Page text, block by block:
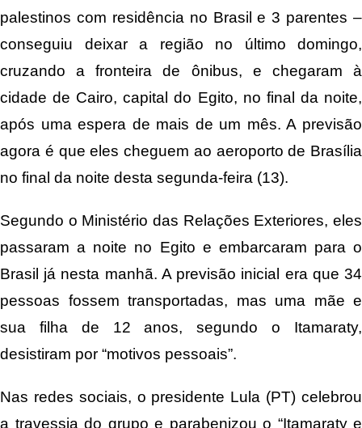
palestinos com residência no Brasil e 3 parentes –
conseguiu deixar a região no último domingo,
cruzando a fronteira de ônibus, e chegaram à
cidade de Cairo, capital do Egito, no final da noite,
após uma espera de mais de um mês. A previsão
agora é que eles cheguem ao aeroporto de Brasília
no final da noite desta segunda-feira (13).
Segundo o Ministério das Relações Exteriores, eles
passaram a noite no Egito e embarcaram para o
Brasil já nesta manhã. A previsão inicial era que 34
pessoas fossem transportadas, mas uma mãe e
sua filha de 12 anos, segundo o Itamaraty,
desistiram por “motivos pessoais”.
Nas redes sociais, o presidente Lula (PT) celebrou
a travessia do grupo e parabenizou o “Itamaraty e